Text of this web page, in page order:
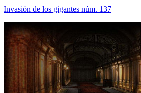
Invasión de los gigantes núm. 137